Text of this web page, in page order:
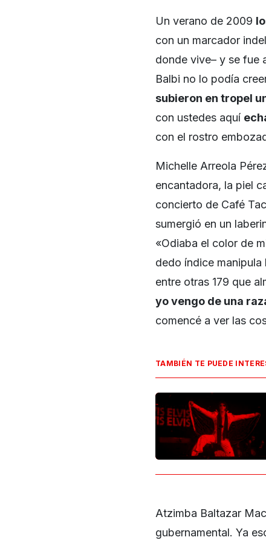
Un verano de 2009
con un marcador
donde vive– y se fue
Balbi no lo podía
subieron en tropel
con ustedes aquí
con el rostro
Michelle Arreola
encantadora, la piel
concierto de Café
sumergió en un
«Odiaba el color de
dedo índice
entre otras 179 que
yo vengo de una
comencé a ver las
TAMBIÉN TE PUEDE
Atzimba Baltazar
gubernamental. Ya